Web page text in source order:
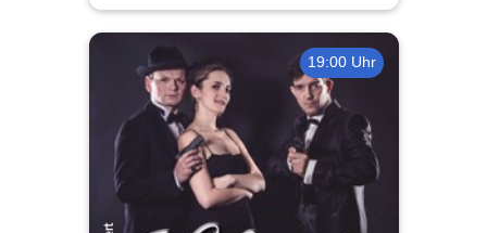
19:00 Uhr